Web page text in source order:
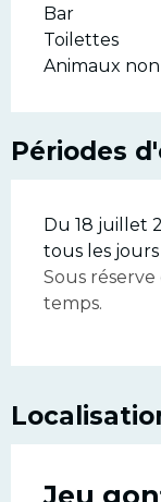
Bar
Toilettes
Animaux
Périodes
Du 18 juillet
tous les jours
Sous réserve
temps.